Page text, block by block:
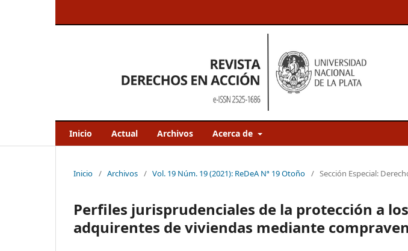
Inicio Actual Archivos Acerca de
Inicio / Archivos / Vol. 19 Núm. 19 (2021): ReDeA Nª 19 Otoño / Sección Especial:
Perfiles jurisprudenciales de la protección a
adquirentes de viviendas mediante